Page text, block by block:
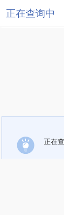
正在查询中
正在